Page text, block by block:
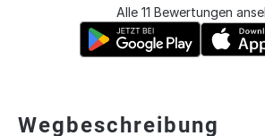
Alle 11 Bewertungen
Wegbeschreibung